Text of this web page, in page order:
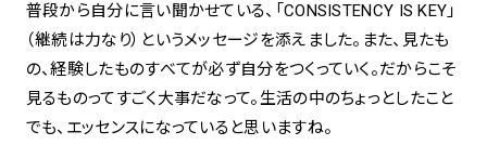
普段から自分に言い聞かせている、「CONSISTENCY IS KEY」
（継続は力なり）というメッセージを添えました。また、見たも
の、経験したものすべてが必ず自分をつくっていく。だからこそ
見るものってすごく大事だなって。生活の中のちょっとしたこと
でも、エッセンスになっていると思いますね。